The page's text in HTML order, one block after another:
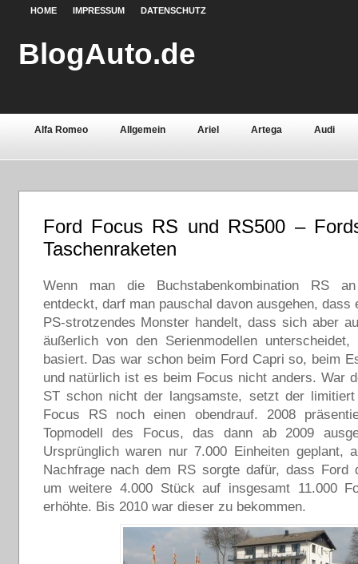
HOME IMPRESSUM DATENSCHUTZ
BlogAuto.de
Alfa Romeo Allgemein Ariel Artega Audi
Chevrolet Chrysler Citroën Continental Dacia
Lamborghini Lancia Land Rover Lotus Mazda
Volvo Wartburg Werkstoffe Zubehör
Ford Focus RS und RS500 –
Taschenraketen
Wenn man die Buchstabenkombination RS
entdeckt, darf man pauschal davon ausgehen, dass
PS-strotzendes Monster handelt, dass sich aber
äußerlich von den Serienmodellen
basiert. Das war schon beim Ford Capri so, beim
und natürlich ist es beim Focus nicht anders. War
ST schon nicht der langsamste, setzt der limitiert
Focus RS noch einen obendrauf. 2008
Topmodell des Focus, das dann ab 2009
Ursprünglich waren nur 7.000 Einheiten geplant,
Nachfrage nach dem RS sorgte dafür, dass Ford
um weitere 4.000 Stück auf insgesamt 11.000
erhöhte. Bis 2010 war dieser zu bekommen.